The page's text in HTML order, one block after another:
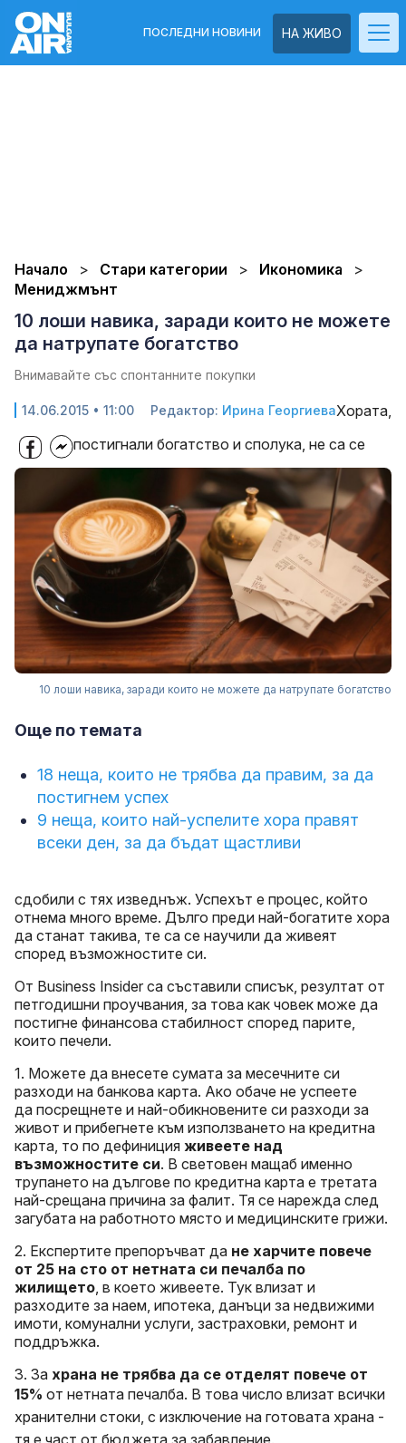
НА ЖИВО
ПОСЛЕДНИ НОВИНИ
Начало Стари категории
Икономика
Мениджмънт
10 лоши навика, заради които не можете
да натрупате богатство
Внимавайте със спонтанните покупки
14.06.2015 • 11:00 Редактор: Ирина Георгиева
10 лоши навика, заради които не можете да натрупате богатство
Още по темата
18 неща, които не трябва да правим, за да
постигнем успех
9 неща, които най-успелите хора правят
всеки ден, за да бъдат щастливи
Хората,
постигнали богатство и сполука, не са се
сдобили с тях изведнъж. Успехът е процес, който
отнема много време. Дълго преди най-богатите хора
да станат такива, те са се научили да живеят
според възможностите си.
От Business Insider са съставили списък, резултат от
петгодишни проучвания, за това как човек може да
постигне финансова стабилност според парите,
които печели.
1. Можете да внесете сумата за месечните си
разходи на банкова карта. Ако обаче не успеете
да посрещнете и най-обикновените си разходи за
живот и прибегнете към използването на кредитна
карта, то по дефиниция живеете над
възможностите си. В световен мащаб именно
трупането на дългове по кредитна карта е третата
най-срещана причина за фалит. Тя се нарежда след
загубата на работното място и медицинските грижи.
2. Експертите препоръчват да не харчите повече
от 25 на сто от нетната си печалба по
жилището , в което живеете. Тук влизат и
разходите за наем, ипотека, данъци за недвижими
имоти, комунални услуги, застраховки, ремонт и
поддръжка.
3. За храна не трябва да се отделят повече от
15% от нетната печалба. В това число влизат всички
хранителни стоки, с изключение на готовата храна -
тя е част от бюджета за забавление.